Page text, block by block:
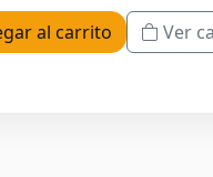
al carrito Ver